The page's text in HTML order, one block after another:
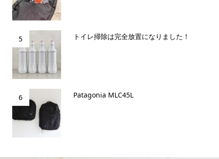
5 トイレ掃除は完全放置になりました！
6 Patagonia MLC45L